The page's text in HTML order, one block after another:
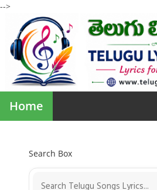
-->
Home
Search Box